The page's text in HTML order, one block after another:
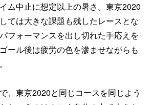
ム中止に想定以上の暑さ。東京2020
ては大きな課題も残したレースとな
フォーマンスを出し切れた手応えを
ール後は疲労の色を滲ませながらも
、東京2020と同じコースを同じよう